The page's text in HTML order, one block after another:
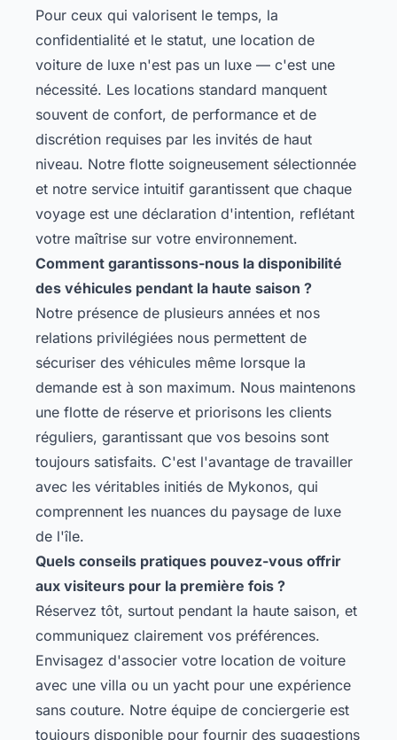
Pour ceux qui valorisent le temps, la
confidentialité et le statut, une location de
voiture de luxe n'est pas un luxe — c'est une
nécessité. Les locations standard manquent
souvent de confort, de performance et de
discrétion requises par les invités de haut
niveau. Notre flotte soigneusement sélectionnée
et notre service intuitif garantissent que chaque
voyage est une déclaration d'intention, reflétant
votre maîtrise sur votre environnement.
Comment garantissons-nous la disponibilité
des véhicules pendant la haute saison ?
Notre présence de plusieurs années et nos
relations privilégiées nous permettent de
sécuriser des véhicules même lorsque la
demande est à son maximum. Nous maintenons
une flotte de réserve et priorisons les clients
réguliers, garantissant que vos besoins sont
toujours satisfaits. C'est l'avantage de travailler
avec les véritables initiés de Mykonos, qui
comprennent les nuances du paysage de luxe
de l'île.
Quels conseils pratiques pouvez-vous offrir
aux visiteurs pour la première fois ?
Réservez tôt, surtout pendant la haute saison, et
communiquez clairement vos préférences.
Envisagez d'associer votre location de voiture
avec une villa ou un yacht pour une expérience
sans couture. Notre équipe de conciergerie est
toujours disponible pour fournir des suggestions